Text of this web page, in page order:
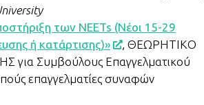
των NEETs (Νέοι 15-29
ή κατάρτισης)»
, ΘΕΩΡΗΤΙΚΟ
Συμβούλους Επαγγελματικού
επαγγελματίες συναφών